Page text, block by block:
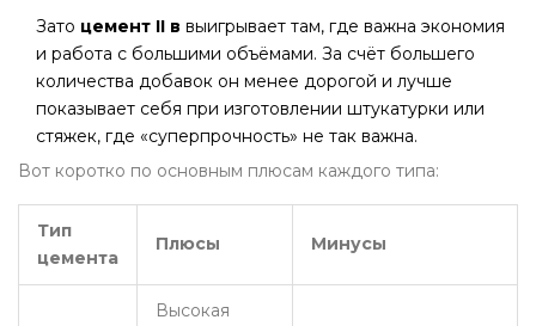
Зато цемент II в выигрывает там, где важна экономия
и работа с большими объёмами. За счёт большего
количества добавок он менее дорогой и лучше
показывает себя при изготовлении штукатурки или
стяжек, где «суперпрочность» не так важна.
Вот коротко по основным плюсам каждого типа:
Тип
цемента
Плюсы Минусы
Высокая